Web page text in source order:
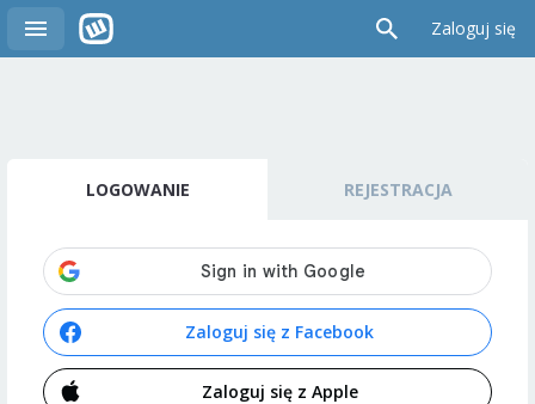
Zaloguj się
LOGOWANIE REJESTRACJA
Zaloguj się z Facebook
Zaloguj się z Apple